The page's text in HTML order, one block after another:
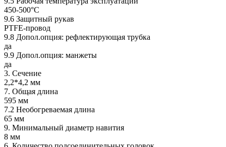
450-500°C
9.6 Защитный рукав
PTFE-провод
9.8 Допол.опция: рефлектирующая трубка
да
9.9 Допол.опция: манжеты
да
3. Сечение
2,2*4,2 мм
7. Общая длина
595 мм
7.2 Необогреваемая длина
65 мм
9. Минимальный диаметр навития
8 мм